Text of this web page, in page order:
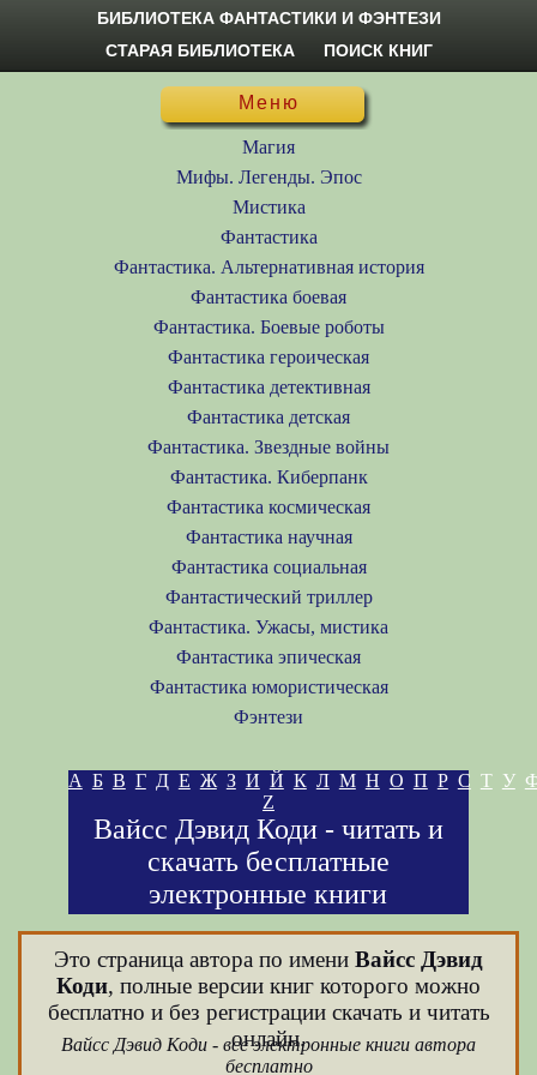
БИБЛИОТЕКА ФАНТАСТИКИ И ФЭНТЕЗИ
СТАРАЯ БИБЛИОТЕКА
ПОИСК КНИГ
Меню
Магия
Мифы. Легенды. Эпос
Мистика
Фантастика
Фантастика. Альтернативная история
Фантастика боевая
Фантастика. Боевые роботы
Фантастика героическая
Фантастика детективная
Фантастика детская
Фантастика. Звездные войны
Фантастика. Киберпанк
Фантастика космическая
Фантастика научная
Фантастика социальная
Фантастический триллер
Фантастика. Ужасы, мистика
Фантастика эпическая
Фантастика юмористическая
Фэнтези
А Б В Г Д Е Ж З И Й К Л М Н О П Р С Т У
Z
Вайсс Дэвид Коди - читать и
скачать бесплатные
электронные книги
Это страница автора по имени Вайсс Дэвид
Коди, полные версии книг которого можно
бесплатно и без регистрации скачать и читать
онлайн.
Вайсс Дэвид Коди - все электронные книги автора
бесплатно